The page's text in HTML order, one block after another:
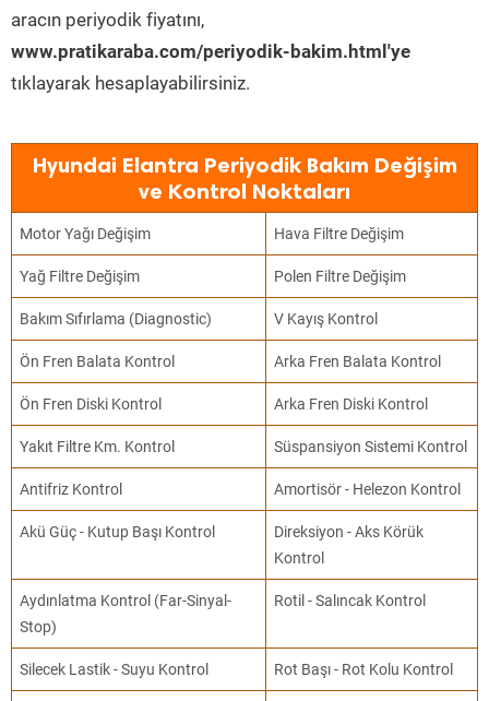
aracın periyodik fiyatını,
www.pratikaraba.com/periyodik-bakim.html'ye
tıklayarak hesaplayabilirsiniz.
Hyundai Elantra Periyodik Bakım Değişim
ve Kontrol Noktaları
Motor Yağı Değişim Hava Filtre Değişim
Yağ Filtre Değişim Polen Filtre Değişim
Bakım Sıfırlama (Diagnostic) V Kayış Kontrol
Ön Fren Balata Kontrol Arka Fren Balata Kontrol
Ön Fren Diski Kontrol Arka Fren Diski Kontrol
Yakıt Filtre Km. Kontrol Süspansiyon Sistemi Kontrol
Antifriz Kontrol Amortisör - Helezon Kontrol
Akü Güç - Kutup Başı Kontrol
Direksiyon - Aks Körük
Kontrol
Aydınlatma Kontrol (Far-Sinyal-
Stop)
Rotil - Salıncak Kontrol
Silecek Lastik - Suyu Kontrol Rot Başı - Rot Kolu Kontrol